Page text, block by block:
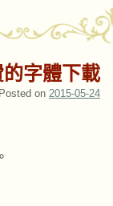
字體下載
Posted on 2015-05-24